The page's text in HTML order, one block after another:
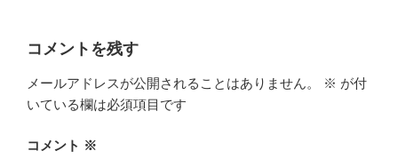
コメントを残す
メールアドレスが公開されることはありません。 ※ が付
いている欄は必須項目です
コメント ※